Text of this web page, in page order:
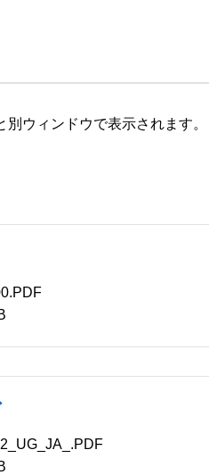
ウィンドウで表示されます。